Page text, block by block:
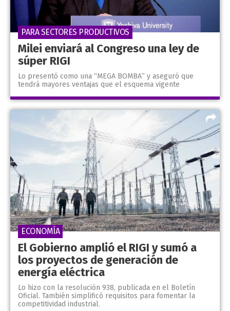
Milei enviará al Congreso una ley de
súper RIGI
Lo presentó como una “MEGA BOMBA” y aseguró que
tendrá mayores ventajas que el esquema vigente
PARA SECTORES PRODUCTIVOS
El Gobierno amplió el RIGI y sumó a
los proyectos de generación de
energía eléctrica
Lo hizo con la resolución 938, publicada en el Boletín
Oficial. También simplificó requisitos para fomentar la
competitividad industrial.
ECONOMÍA